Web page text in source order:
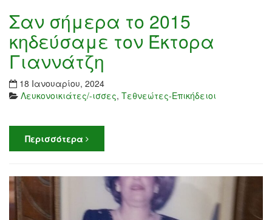
Σαν σήμερα το 2015
κηδεύσαμε τον Έκτορα
Γιαννάτζη
18 Ιανουαρίου, 2024
Λευκονοικιάτες/-ισσες, Τεθνεώτες-Επικήδειοι
Περισσότερα